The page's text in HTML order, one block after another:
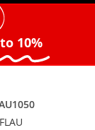
10%
FLAU